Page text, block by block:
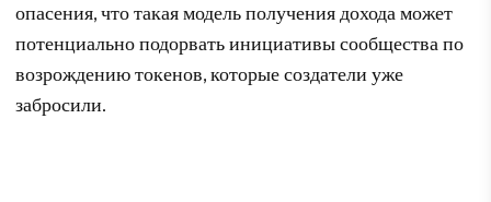
опасения, что такая модель получения дохода может
потенциально подорвать инициативы сообщества по
возрождению токенов, которые создатели уже
забросили.